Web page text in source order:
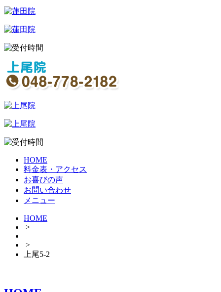
HOME
料金表・アクセス
お喜びの声
お問い合わせ
メニュー
HOME
>
>
上尾5-2